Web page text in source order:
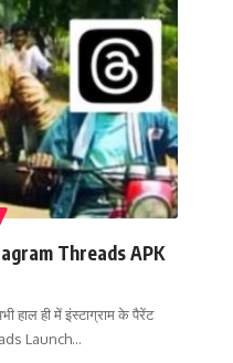
Threads APK
ही में इंस्टाग्राम के पैरेंट
Launch…